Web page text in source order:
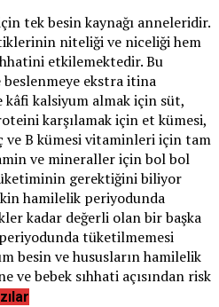
tek besin kaynağı anneleridir.
niteliği ve niceliği hem
etkilemektedir. Bu
ekstra itina
kalsiyum almak için süt,
karşılamak için et kümesi,
B kümesi vitaminleri için tam
ve mineraller için bol bol
gerektiğini biliyor
hamilelik periyodunda
kadar değerli olan bir başka
tüketilmemesi
besin ve hususların hamilelik
ve bebek sıhhati açısından risk